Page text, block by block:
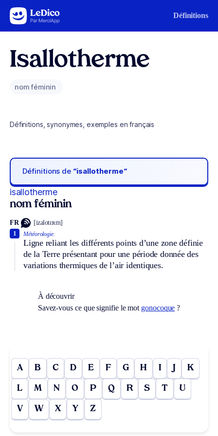
Aller au contenu Définitions
Isallotherme
nom féminin
Définitions, synonymes, exemples en français
Définitions de “isallotherme“
isallotherme
nom féminin
FR [izalotɛʀm]
Météorologie.
Ligne reliant les différents points d’une zone définie
de la Terre présentant pour une période donnée des
variations thermiques de l’air identiques.
1
À découvrir
Savez-vous ce que signifie le mot gonocoque ?
A B C D E F G H I J K
L M N O P Q R S T U
V W X Y Z